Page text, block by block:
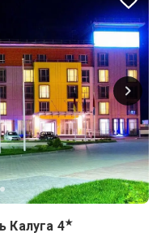
Калуга 4★